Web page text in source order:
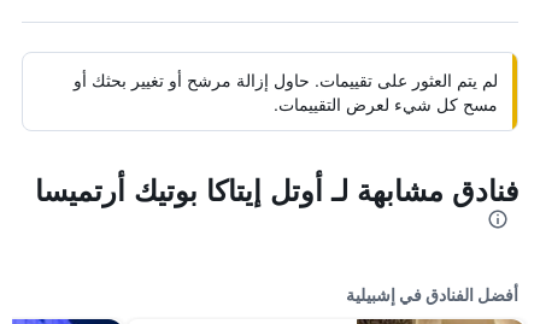
لم يتم العثور على تقييمات. حاول إزالة مرشح أو تغيير بحثك أو
مسح كل شيء لعرض التقييمات.
فنادق مشابهة لـ أوتل إيتاكا بوتيك أرتميسا
أفضل الفنادق في إشبيلية